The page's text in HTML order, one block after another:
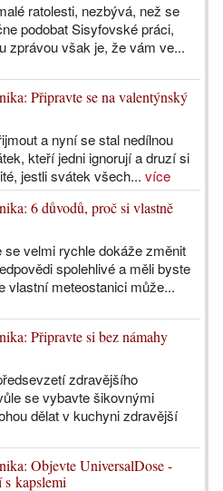
ratolesti, nezbývá, než se
podobat Sisyfovské práci,
zprávou však je, že vám ve...
Připravte se na valentýnský
a nyní se stal nedílnou
kteří jedni ignorují a druzí si
jestli svátek všech... více
6 důvodů, proč si vlastně
velmi rychle dokáže změnit
spolehlivé a měli byste
vlastní meteostanici může...
Připravte si bez námahy
zdravějšího
se vybavte šikovnými
dělat v kuchyni zdravější
Objevte UniversalDose -
kapslemi